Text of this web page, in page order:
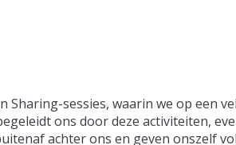
sessies, waarin we op een
ons door deze activiteiten,
achter ons en geven onszelf